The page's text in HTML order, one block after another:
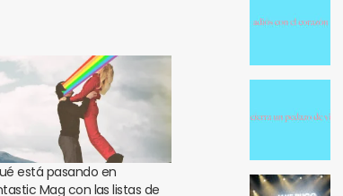
está pasando en
Mag con las listas de